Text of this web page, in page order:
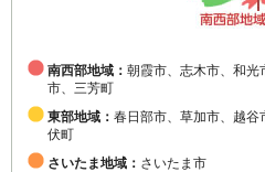
南西部地域： 朝霞市、志木市、和光
市、三芳町
東部地域： 春日部市、草加市、越
伏町
さいたま地域： さいたま市